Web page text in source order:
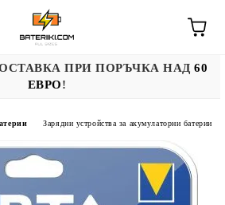
ПРИ ПОРЪЧКА НАД60
ЕВРО!
Зарядни устройства за акумулаторни батерии